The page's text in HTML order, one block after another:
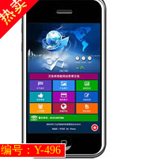
编号：Y-496